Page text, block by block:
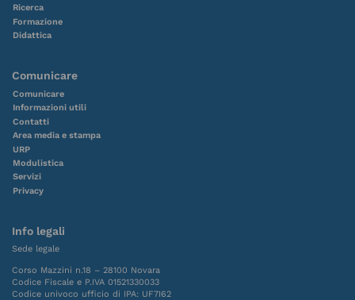
Ricerca
Formazione
Didattica
Comunicare
Comunicare
Informazioni utili
Contatti
Area media e stampa
URP
Modulistica
Servizi
Privacy
Info legali
Sede legale
Corso Mazzini n.18 – 28100 Novara
Codice Fiscale e P.IVA 01521330033
Codice univoco ufficio di IPA: UF7I62